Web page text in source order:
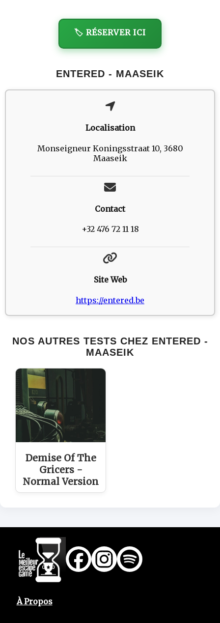
🏷️ RÉSERVER ICI
ENTERED - MAASEIK
Localisation
Monseigneur Koningsstraat 10, 3680
Maaseik
Contact
+32 476 72 11 18
Site Web
https://entered.be
NOS AUTRES TESTS CHEZ ENTERED -
MAASEIK
Demise Of The
Gricers -
Normal Version
À Propos